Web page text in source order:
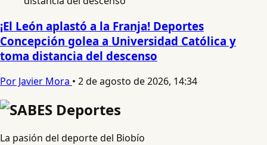
¡El León aplastó a la Franja! Deportes
Concepción golea a Universidad Católica y
toma distancia del descenso
Por Javier Mora • 2 de agosto de 2026, 14:34
La pasión del deporte del Biobío